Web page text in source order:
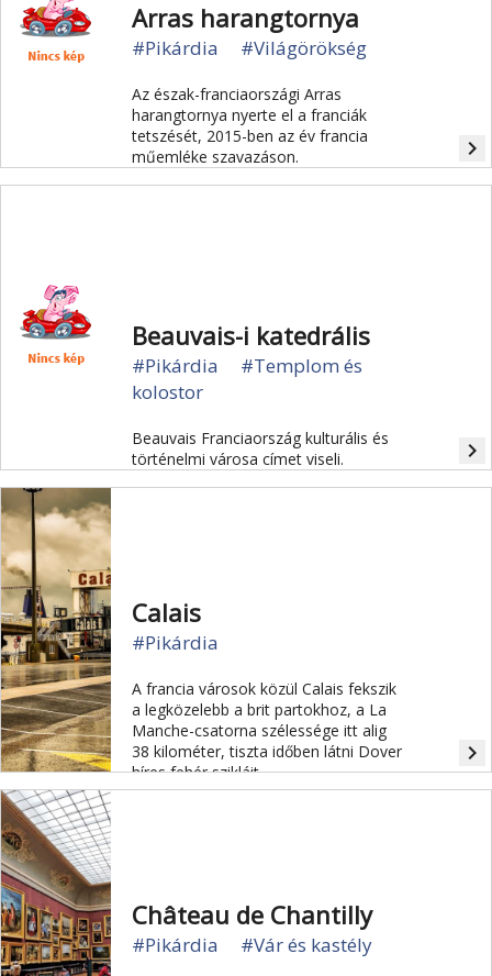
Arras harangtornya
#Pikárdia #Világörökség
Az észak-franciaországi Arras
harangtornya nyerte el a franciák
tetszését, 2015-ben az év francia
műemléke szavazáson.
navigate_next
Beauvais-i katedrális
#Pikárdia
#Templom és
kolostor
Beauvais Franciaország kulturális és
történelmi városa címet viseli.
navigate_next
Calais
#Pikárdia
A francia városok közül Calais fekszik
a legközelebb a brit partokhoz, a La
Manche-csatorna szélessége itt alig
38 kilométer, tiszta időben látni Dover
híres fehér szikláit.
navigate_next
Château de Chantilly
#Pikárdia #Vár és kastély